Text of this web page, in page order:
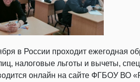
в России проходит ежегодная
налоговые льготы и вычеты,
онлайн на сайте ФГБОУ ВО